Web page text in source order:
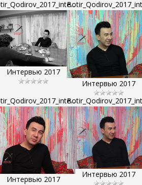
Интервью 2017
Интервью 2017
Интервью 2017
Интервью 2017